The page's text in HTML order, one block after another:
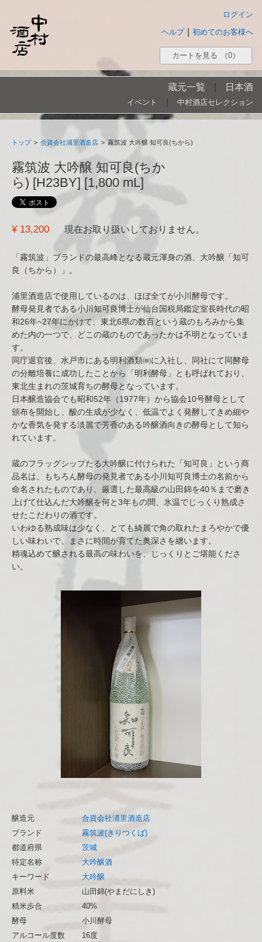
ログイン
初めてのお客様へ
ヘルプ
カートを見る （0）
蔵元一覧 日本酒
イベント 中村酒店セレクション
トップ > 合資会社浦里酒造店 > 霧筑波 大吟醸 知可良(ちから)
霧筑波 大吟醸 知可良(ちか
ら) [H23BY] [1,800 mL]
¥ 13,200 現在お取り扱いしておりません。
「霧筑波」ブランドの最高峰となる蔵元渾身の酒、大吟醸「知可
良（ちから）」。
浦里酒造店で使用しているのは、ほぼ全てが小川酵母です。
酵母発見者である小川知可良博士が仙台国税局鑑定室長時代の昭
和26年~27年にかけて、東北6県の数百という蔵のもろみから集
めた内の一つで、どこの蔵のものであったかは不明となっていま
す。
同庁退官後、水戸市にある明利酒類㈱に入社し、同社にて同酵母
の分離培養に成功したことから「明利酵母」とも呼ばれており、
東北生まれの茨城育ちの酵母となっています。
日本醸造協会でも昭和52年（1977年）から協会10号酵母として
頒布を開始し、酸の生成が少なく、低温でよく発酵してきめ細や
かな香気を発する淡麗で芳香のある吟醸酒向きの酵母として知ら
れています。
蔵のフラッグシップたる大吟醸に付けられた「知可良」という商
品名は、もちろん酵母の発見者である小川知可良博士の名前から
命名されたものであり、厳選した最高級の山田錦を40％まで磨き
上げて仕込んだ大吟醸を何と3年もの間、氷温でじっくり熟成さ
せたこだわりの酒です。
いわゆる熟成味は少なく、とても綺麗で角の取れたまろやかで優
しい味わいで、まさに時間が育てた奥深さを纏います。
精魂込めて醸される最高の味わいを、じっくりとご堪能くださ
い。
醸造元
合資会社浦里酒造店
ブランド
霧筑波(きりつくば)
都道府県
茨城
特定名称
大吟醸酒
キーワード
大吟醸
原料米
山田錦(やまだにしき)
精米歩合
40%
酵母
小川酵母
アルコール度数
16度